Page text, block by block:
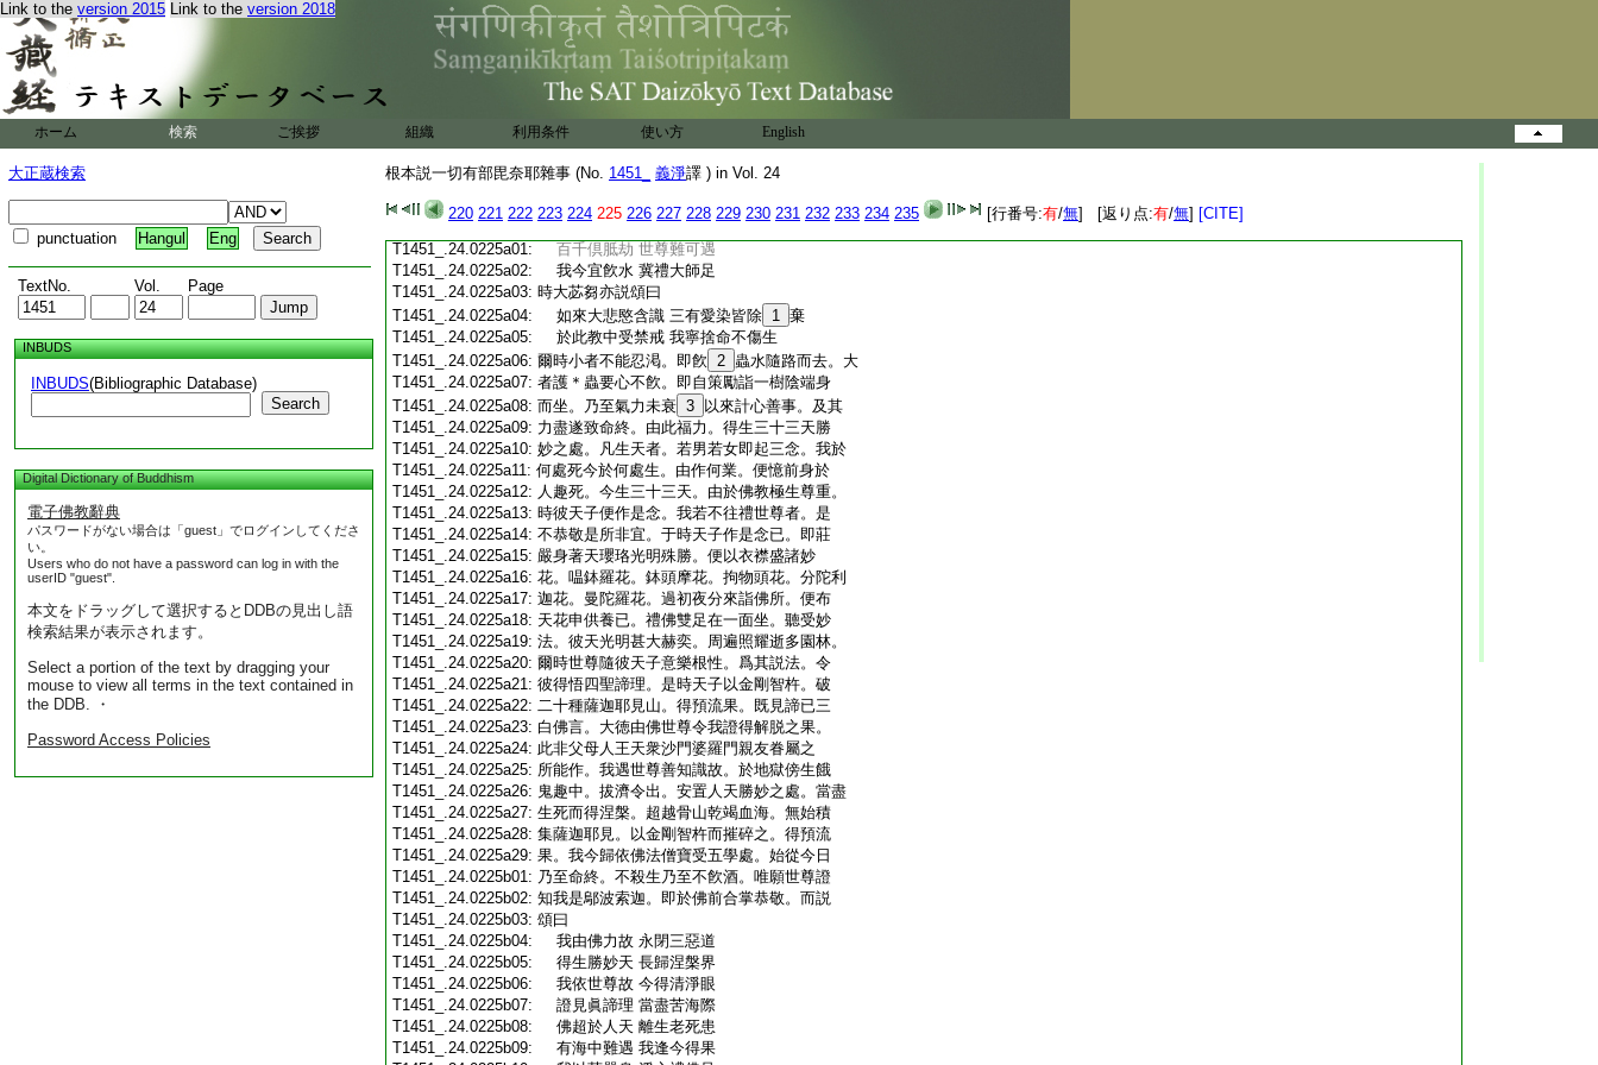
Link to the version 2015 Link to the version 2018
ホーム 検索 ご挨拶 組織 利用条件 使い方 English
大正蔵検索
punctuation Hangul Eng
TextNo. Vol. Page
INBUDS
INBUDS(Bibliographic Database)
Search
Digital Dictionary of Buddhism
電子佛教辭典
パスワードがない場合は「guest」でログインしてくださ
い。
Users who do not have a password can log in with the
userID "guest".
本文をドラッグして選択するとDDBの見出し語
検索結果が表示されます。
Select a portion of the text by dragging your
mouse to view all terms in the text contained in
the DDB. ・
Password Access Policies
根本説一切有部毘奈耶雜事 (No. 1451_ 義淨譯 ) in Vol. 24
220 221 222 223 224 225 226 227 228 229 230 231 232 233 234 235 [行番号:有/無] [返り点:有/無] [CITE]
T1451_.24.0224c19:苾芻不應輒離三衣而宿。非尼師但那。然諸
T1451_.24.0224c20: 苾芻不應故心而不持去。忘念者無犯
T1451_.24.0224c21:第一門第七子攝頌曰
T1451_.24.0224c22:
水羅有五種 器共一處食
露形噉飮食 洗浴事應知
T1451_.24.0224c24:縁在室羅伐城。于時南方有二苾芻。欲往室
T1451_.24.0224c25:羅伐城禮世尊足。倶無水羅。於其中路無水
T1451_.24.0224c26:可得。熱渇逼身到一池所。一人報言具壽。可
T1451_.24.0224c27: 疾觀水欲飮除渇。即便鑒察見水有蟲。如是
T1451_.24.0224c28: 再三隨處皆有。二人議曰。水既有蟲飮便害
T1451_.24.0225a01:
百千倶胝劫 世尊難可遇
T1451_.24.0225a02:
我今宜飮水 冀禮大師足
T1451_.24.0225a03: 時大苾芻亦説頌曰
T1451_.24.0225a04:
如來大悲愍含識 三有愛染皆除 1 棄
T1451_.24.0225a05:
於此教中受禁戒 我寧捨命不傷生
T1451_.24.0225a06: 爾時小者不能忍渇。即飮 2 蟲水隨路而去。大
T1451_.24.0225a07: 者護＊蟲要心不飮。即自策勵詣一樹陰端身
T1451_.24.0225a08: 而坐。乃至氣力未衰 3
以來計心善事。及其
T1451_.24.0225a09: 力盡遂致命終。由此福力。得生三十三天勝
T1451_.24.0225a10: 妙之處。凡生天者。若男若女即起三念。我於
T1451_.24.0225a11: 何處死今於何處生。由作何業。便憶前身於
T1451_.24.0225a12: 人趣死。今生三十三天。由於佛教極生尊重。
T1451_.24.0225a13: 時彼天子便作是念。我若不往禮世尊者。是
T1451_.24.0225a14: 不恭敬是所非宜。于時天子作是念已。即莊
T1451_.24.0225a15: 嚴身著天瓔珞光明殊勝。便以衣襟盛諸妙
T1451_.24.0225a16: 花。嗢鉢羅花。鉢頭摩花。拘物頭花。分陀利
T1451_.24.0225a17: 迦花。曼陀羅花。過初夜分來詣佛所。便布
T1451_.24.0225a18: 天花申供養已。禮佛雙足在一面坐。聽受妙
T1451_.24.0225a19: 法。彼天光明甚大赫奕。周遍照耀逝多園林。
T1451_.24.0225a20: 爾時世尊隨彼天子意樂根性。爲其説法。令
T1451_.24.0225a21: 彼得悟四聖諦理。是時天子以金剛智杵。破
T1451_.24.0225a22: 二十種薩迦耶見山。得預流果。既見諦已三
T1451_.24.0225a23: 白佛言。大徳由佛世尊令我證得解脱之果。
T1451_.24.0225a24: 此非父母人王天衆沙門婆羅門親友眷屬之
T1451_.24.0225a25: 所能作。我遇世尊善知識故。於地獄傍生餓
T1451_.24.0225a26: 鬼趣中。拔濟令出。安置人天勝妙之處。當盡
T1451_.24.0225a27: 生死而得涅槃。超越骨山乾竭血海。無始積
T1451_.24.0225a28: 集薩迦耶見。以金剛智杵而摧碎之。得預流
T1451_.24.0225a29: 果。我今歸依佛法僧寶受五學處。始從今日
T1451_.24.0225b01: 乃至命終。不殺生乃至不飮酒。唯願世尊證
T1451_.24.0225b02: 知我是鄔波索迦。即於佛前合掌恭敬。而説
T1451_.24.0225b03: 頌曰
T1451_.24.0225b04:
我由佛力故 永閉三惡道
T1451_.24.0225b05:
得生勝妙天 長歸涅槃界
T1451_.24.0225b06:
我依世尊故 今得清淨眼
T1451_.24.0225b07:
證見眞諦理 當盡苦海際
T1451_.24.0225b08:
佛超於人天 離生老死患
T1451_.24.0225b09:
有海中難遇 我逢今得果